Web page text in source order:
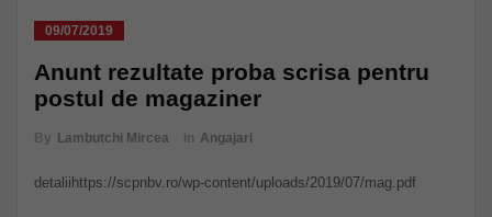
09/07/2019
Anunt rezultate proba scrisa pentru
postul de magaziner
By Lambutchi Mircea in Angajari
detaliihttps://scpnbv.ro/wp-content/uploads/2019/07/mag.pdf